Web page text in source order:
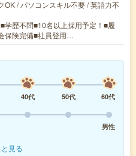
OK / パソコンスキル不要 / 英語力不
学歴不問■10名以上採用予定！■履
保険完備■社員登用…
40代 50代
60代
男性
見る